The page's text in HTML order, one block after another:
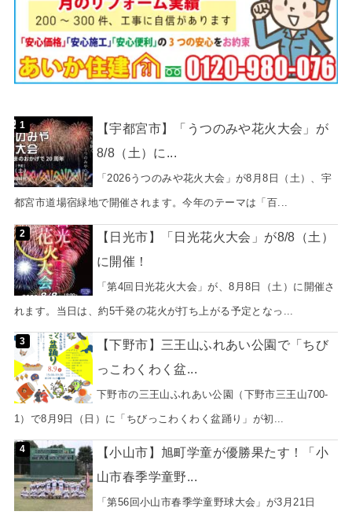
【宇都宮市】「うつのみや花火大会」が
8/8（土）に...
「2026うつのみや花火大会」が8月8日（土）、宇
都宮市道場宿緑地で開催されます。今年のテーマは「百...
【日光市】「日光花火大会」が8/8（土）
に開催！
「第4回日光花火大会」が、8月8日（土）に開催さ
れます。当日は、約5千発の花火が打ち上がる予定となっ...
【下野市】三王山ふれあい公園で「ちび
っこわくわく盆...
下野市の三王山ふれあい公園（下野市三王山700-
1）で8月9日（日）に「ちびっこわくわく盆踊り」が初...
【小山市】旭町学童が優勝果たす！「小
山市春季学童野...
「第56回小山市春季学童野球大会」が3月21日